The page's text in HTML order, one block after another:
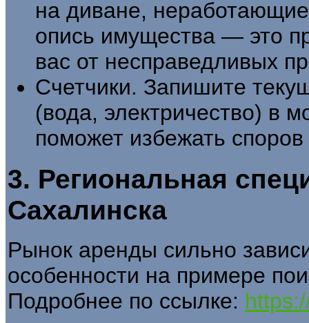
на диване, неработающие
опись имущества — это
вас от несправедливых
Счетчики. Запишите
(вода, электричество) в
поможет избежать
3. Региональная
Сахалинска
Рынок аренды сильно
особенности на примере
Подробнее по ссылке: